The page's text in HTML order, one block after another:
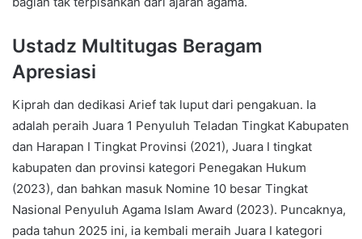
Ustadz Multitugas Beragam
Apresiasi
Kiprah dan dedikasi Arief tak luput dari pengakuan. Ia
adalah peraih Juara 1 Penyuluh Teladan Tingkat Kabupaten
dan Harapan I Tingkat Provinsi (2021), Juara I tingkat
kabupaten dan provinsi kategori Penegakan Hukum
(2023), dan bahkan masuk Nomine 10 besar Tingkat
Nasional Penyuluh Agama Islam Award (2023). Puncaknya,
pada tahun 2025 ini, ia kembali meraih Juara I kategori